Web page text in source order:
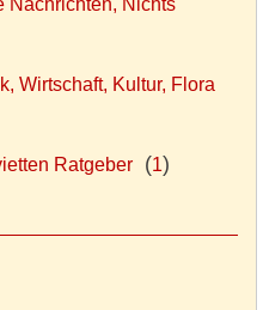
Nachrichten, Nichts
Wirtschaft, Kultur, Flora
Ratgeber (1)